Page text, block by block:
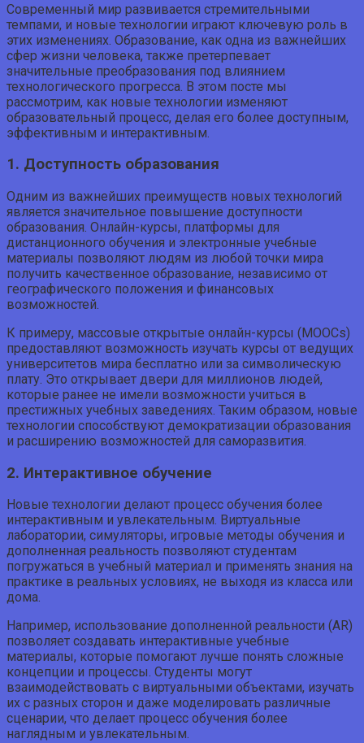
Современный мир развивается стремительными
темпами, и новые технологии играют ключевую роль в
этих изменениях. Образование, как одна из важнейших
сфер жизни человека, также претерпевает
значительные преобразования под влиянием
технологического прогресса. В этом посте мы
рассмотрим, как новые технологии изменяют
образовательный процесс, делая его более доступным,
эффективным и интерактивным.
1. Доступность образования
Одним из важнейших преимуществ новых технологий
является значительное повышение доступности
образования. Онлайн-курсы, платформы для
дистанционного обучения и электронные учебные
материалы позволяют людям из любой точки мира
получить качественное образование, независимо от
географического положения и финансовых
возможностей.
К примеру, массовые открытые онлайн-курсы (MOOCs)
предоставляют возможность изучать курсы от ведущих
университетов мира бесплатно или за символическую
плату. Это открывает двери для миллионов людей,
которые ранее не имели возможности учиться в
престижных учебных заведениях. Таким образом, новые
технологии способствуют демократизации образования
и расширению возможностей для саморазвития.
2. Интерактивное обучение
Новые технологии делают процесс обучения более
интерактивным и увлекательным. Виртуальные
лаборатории, симуляторы, игровые методы обучения и
дополненная реальность позволяют студентам
погружаться в учебный материал и применять знания на
практике в реальных условиях, не выходя из класса или
дома.
Например, использование дополненной реальности (AR)
позволяет создавать интерактивные учебные
материалы, которые помогают лучше понять сложные
концепции и процессы. Студенты могут
взаимодействовать с виртуальными объектами, изучать
их с разных сторон и даже моделировать различные
сценарии, что делает процесс обучения более
наглядным и увлекательным.